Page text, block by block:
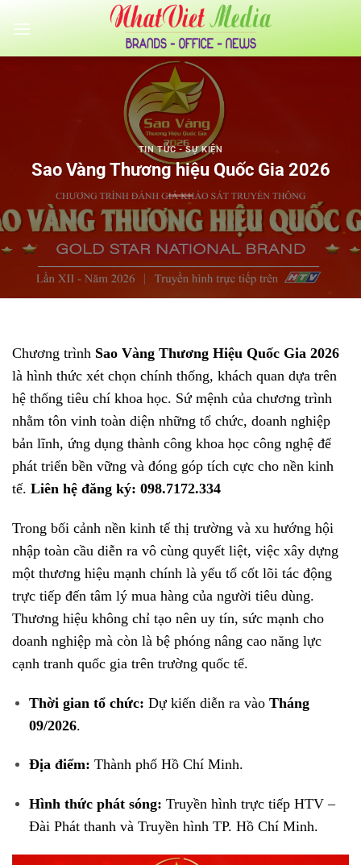
qua
TIN TỨC - SỰ KIỆN
Sao Vàng Thương hiệu Quốc Gia 2026
Chương trình Sao Vàng Thương Hiệu Quốc Gia 2026
là hình thức xét chọn chính thống, khách quan dựa trên
hệ thống tiêu chí khoa học. Sứ mệnh của chương trình
nhằm tôn vinh toàn diện những tổ chức, doanh nghiệp
bản lĩnh, ứng dụng thành công khoa học công nghệ để
phát triển bền vững và đóng góp tích cực cho nền kinh
tế. Liên hệ đăng ký: 098.7172.334
Trong bối cảnh nền kinh tế thị trường và xu hướng hội
nhập toàn cầu diễn ra vô cùng quyết liệt, việc xây dựng
một thương hiệu mạnh chính là yếu tố cốt lõi tác động
trực tiếp đến tâm lý mua hàng của người tiêu dùng.
Thương hiệu không chỉ tạo nên uy tín, sức mạnh cho
doanh nghiệp mà còn là bệ phóng nâng cao năng lực
cạnh tranh quốc gia trên trường quốc tế.
Thời gian tổ chức: Dự kiến diễn ra vào Tháng
09/2026.
Địa điểm: Thành phố Hồ Chí Minh.
Hình thức phát sóng: Truyền hình trực tiếp HTV –
Đài Phát thanh và Truyền hình TP. Hồ Chí Minh.